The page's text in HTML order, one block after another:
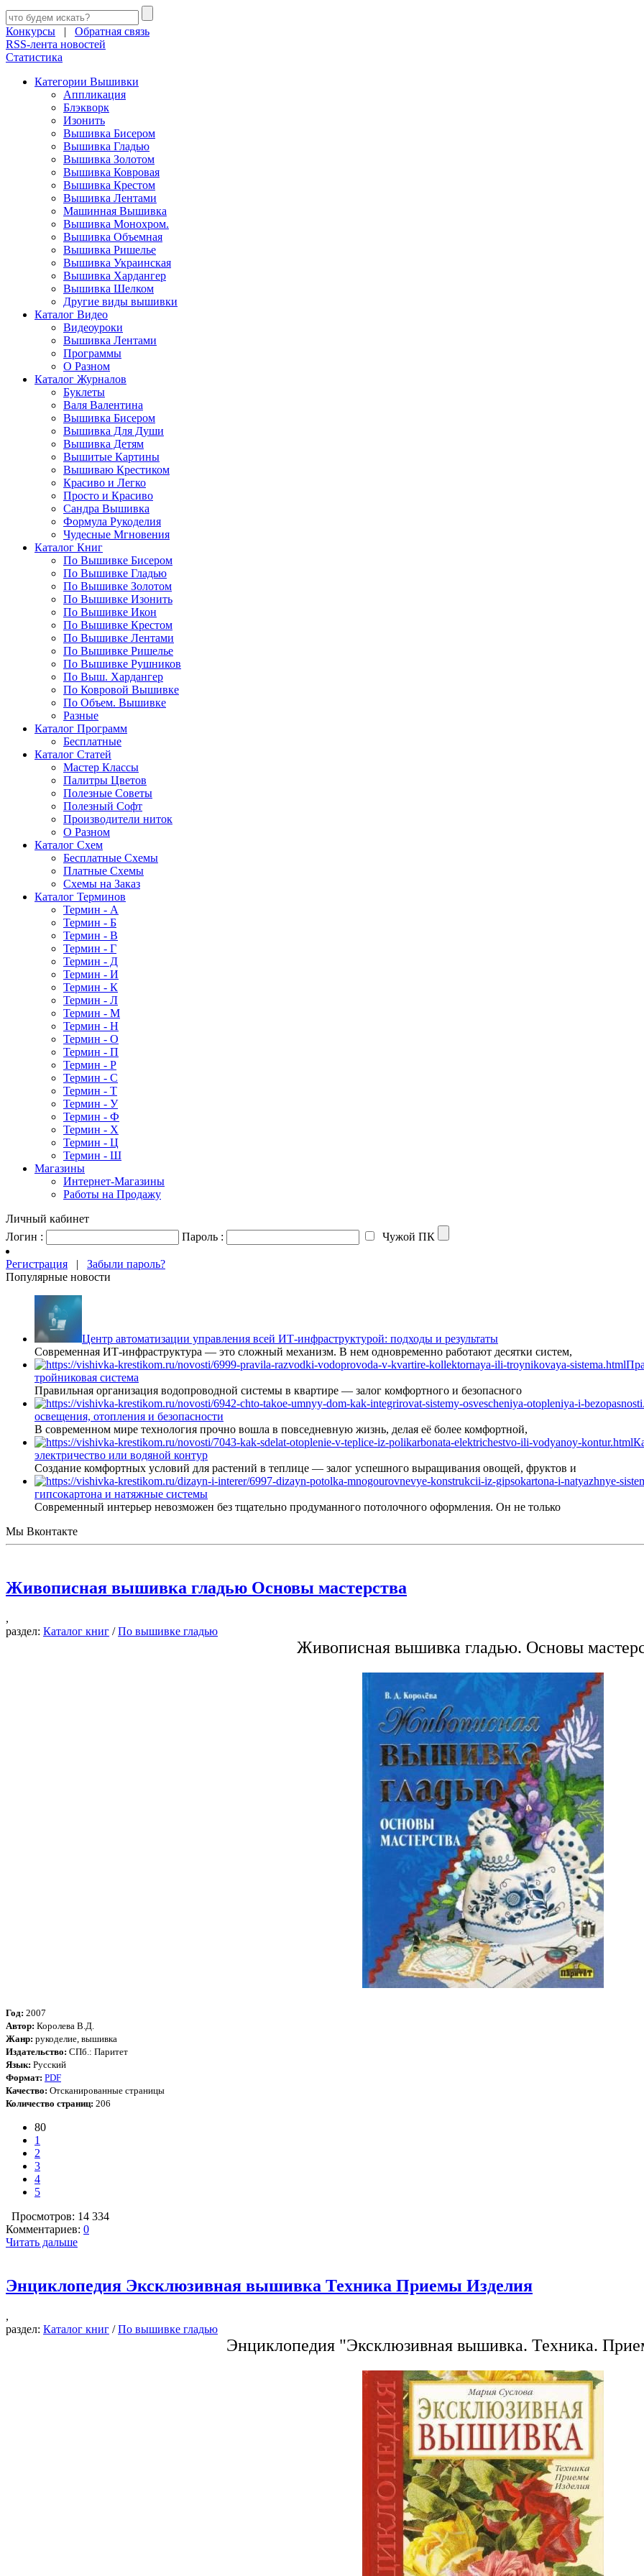
Конкурсы | Обратная связь
RSS-лента новостей
Статистика
Категории Вышивки
Аппликация
Блэкворк
Изонить
Вышивка Бисером
Вышивка Гладью
Вышивка Золотом
Вышивка Ковровая
Вышивка Крестом
Вышивка Лентами
Машинная Вышивка
Вышивка Монохром.
Вышивка Объемная
Вышивка Ришелье
Вышивка Украинская
Вышивка Хардангер
Вышивка Шелком
Другие виды вышивки
Каталог Видео
Видеоуроки
Вышивка Лентами
Программы
О Разном
Каталог Журналов
Буклеты
Валя Валентина
Вышивка Бисером
Вышивка Для Души
Вышивка Детям
Вышитые Картины
Вышиваю Крестиком
Красиво и Легко
Просто и Красиво
Сандра Вышивка
Формула Рукоделия
Чудесные Мгновения
Каталог Книг
По Вышивке Бисером
По Вышивке Гладью
По Вышивке Золотом
По Вышивке Изонить
По Вышивке Икон
По Вышивке Крестом
По Вышивке Лентами
По Вышивке Ришелье
По Вышивке Рушников
По Выш. Хардангер
По Ковровой Вышивке
По Объем. Вышивке
Разные
Каталог Программ
Бесплатные
Каталог Статей
Мастер Классы
Палитры Цветов
Полезные Советы
Полезный Софт
Производители ниток
О Разном
Каталог Схем
Бесплатные Схемы
Платные Схемы
Схемы на Заказ
Каталог Терминов
Термин - А
Термин - Б
Термин - В
Термин - Г
Термин - Д
Термин - И
Термин - К
Термин - Л
Термин - М
Термин - Н
Термин - О
Термин - П
Термин - Р
Термин - С
Термин - Т
Термин - У
Термин - Ф
Термин - Х
Термин - Ц
Термин - Ш
Магазины
Интернет-Магазины
Работы на Продажу
Личный кабинет
Логин :
Пароль : Чужой ПК
Регистрация | Забыли пароль?
Популярные новости
Центр автоматизации управления всей ИТ-инфраструктурой: подходы и результаты
Современная ИТ-инфраструктура — это сложный механизм. В нем одновременно работают десятки систем,
тройниковая система
Правильная организация водопроводной системы в квартире — залог комфортного и безопасного
освещения, отопления и безопасности
В современном мире технология прочно вошла в повседневную жизнь, делая её более комфортной,
электричество или водяной контур
Создание комфортных условий для растений в теплице — залог успешного выращивания овощей, фруктов и
гипсокартона и натяжные системы
Современный интерьер невозможен без тщательно продуманного потолочного оформления. Он не только
Мы Вконтакте
Живописная вышивка гладью Основы мастерства
,
раздел: Каталог книг /По вышивке гладью
Живописная вышивка гладью. Основы
Год: 2007
Автор: Королева В.Д.
Жанр: рукоделие, вышивка
Издательство: СПб.: Паритет
Язык: Русский
Формат: PDF
Качество: Отсканированные страницы
Количество страниц: 206
80
1
2
3
4
5
Просмотров: 14 334
Комментариев: 0
Читать дальше
Энциклопедия Эксклюзивная вышивка Техника Приемы Изделия
,
раздел: Каталог книг /По вышивке гладью
Энциклопедия "Эксклюзивная вышивка. Техника.